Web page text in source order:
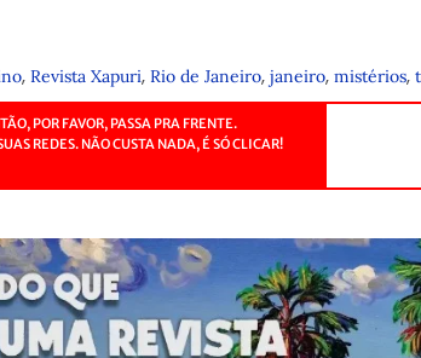
, Revista Xapuri, Rio de Janeiro, janeiro, mistérios,
POR FAVOR, PASSA PRA FRENTE.
REDES. NÃO CUSTA NADA, É SÓ CLICAR!